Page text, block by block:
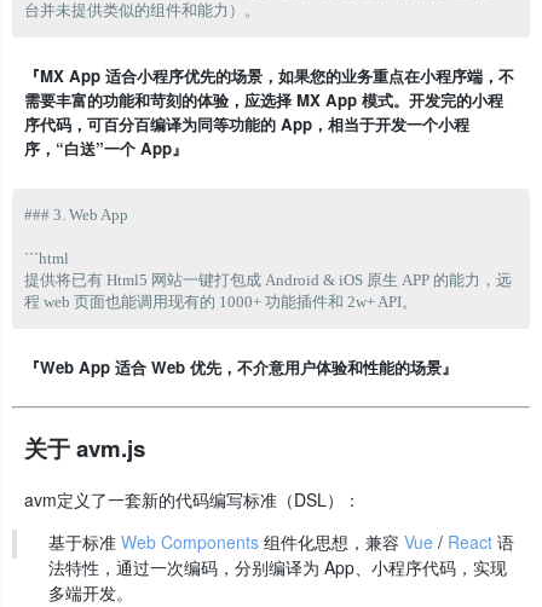
『MX App 适合小程序优先的场景，如果您的业务重点在小程序端，不
需要丰富的功能和苛刻的体验，应选择 MX App 模式。开发完的小程
序代码，可百分百编译为同等功能的 App，相当于开发一个小程
序，“白送”一个 App』
### 3. Web App
```html
提供将已有 Html5 网站一键打包成 Android & iOS 原生 APP 的能力，远
『Web App 适合 Web 优先，不介意用户体验和性能的场景』
关于 avm.js
avm定义了一套新的代码编写标准（DSL）：
基于标准 Web Components 组件化思想，兼容 Vue / React 语
法特性，通过一次编码，分别编译为 App、小程序代码，实现
多端开发。